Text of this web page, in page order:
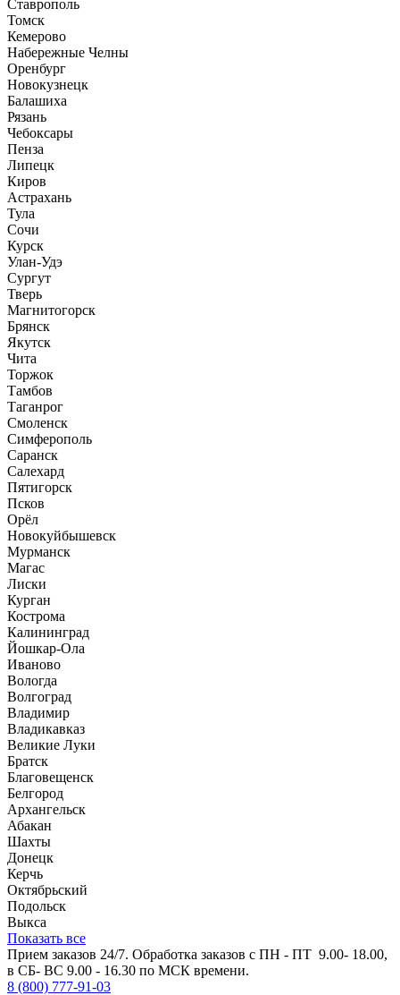
Ставрополь
Томск
Кемерово
Набережные Челны
Оренбург
Новокузнецк
Балашиха
Рязань
Чебоксары
Пенза
Липецк
Киров
Астрахань
Тула
Сочи
Курск
Улан-Удэ
Сургут
Тверь
Магнитогорск
Брянск
Якутск
Чита
Торжок
Тамбов
Таганрог
Смоленск
Симферополь
Саранск
Салехард
Пятигорск
Псков
Орёл
Новокуйбышевск
Мурманск
Магас
Лиски
Курган
Кострома
Калининград
Йошкар-Ола
Иваново
Вологда
Волгоград
Владимир
Владикавказ
Великие Луки
Братск
Благовещенск
Белгород
Архангельск
Абакан
Шахты
Донецк
Керчь
Октябрьский
Подольск
Выкса
Показать все
Прием заказов 24/7. Обработка заказов с ПН - ПТ 9.00- 18.00,
в СБ- ВС 9.00 - 16.30 по МСК времени.
8 (800) 777-91-03